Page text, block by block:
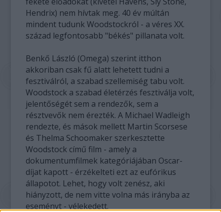
Hendrix) nem hívtak meg. 40 év múltán
mindent tudunk Woodstockról - a véres XX.
század legfontosabb "békés" pillanata volt.
Benkő László (Omega) szerint itthon
akkoriban csak fű alatt lehetett tudni a
fesztiválról, a szabad szellemiség tabu volt.
Woodstock a szabad életérzés fesztiválja volt,
jelentőségét sem a rendezők, sem a
résztvevők nem érezték. A Michael Wadleigh
rendezte, és mások mellett Martin Scorsese
és Thelma Schoomaker szerkesztette
Woodstock című film - amely a
dokumentumfilmek kategóriájában Oscar-
díjat kapott - érzékelteti ezt az eufórikus
állapotot. Lehet, hogy volt zenész, aki
hiányzott, de nem vitte volna más irányba az
eseményt - vélekedett.